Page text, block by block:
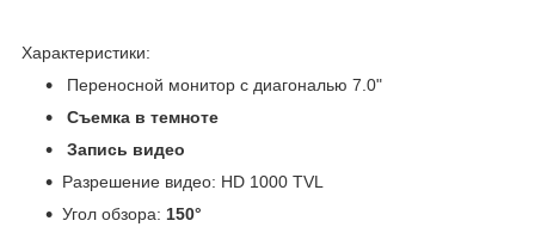
Характеристики:
Переносной монитор с диагональю 7.0"
Съемка в темноте
Запись видео
Разрешение видео: HD 1000 TVL
Угол обзора: 150°